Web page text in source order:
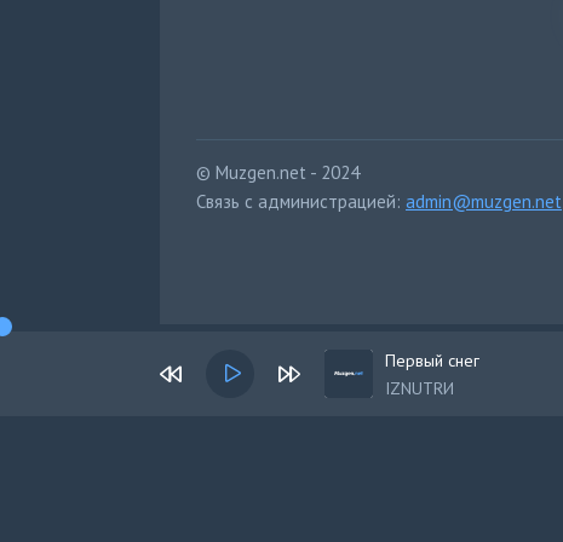
© Muzgen.net - 2024
Связь с администрацией: admin@muzgen.net
Первый снег
IZNUTRИ